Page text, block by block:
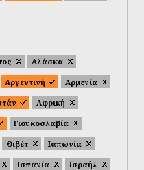
Αλάσκα
Αργεντινή
Αρμενία
Αφρική
Γιουκοσλαβία
Θιβέτ
Ιαπωνία
Ισπανία
Ισραήλ